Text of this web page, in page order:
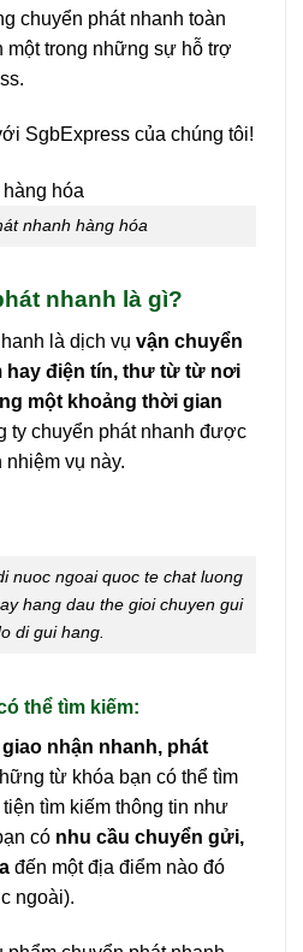
chuyển phát nhanh toàn
một trong những sự hỗ trợ
SgbExpress của chúng tôi!
nhanh hàng hóa
nhanh là gì?
là dịch vụ vận chuyển
hay điện tín, thư từ từ nơi
một khoảng thời gian
ty chuyển phát nhanh được
vụ này.
nuoc ngoai quoc te chat luong
hang dau the gioi chuyen gui
di gui hang.
thể tìm kiếm:
nhận nhanh, phát
từ khóa bạn có thể tìm
tìm kiếm thông tin như
có nhu cầu chuyển gửi,
đến một địa điểm nào đó
ngoài).